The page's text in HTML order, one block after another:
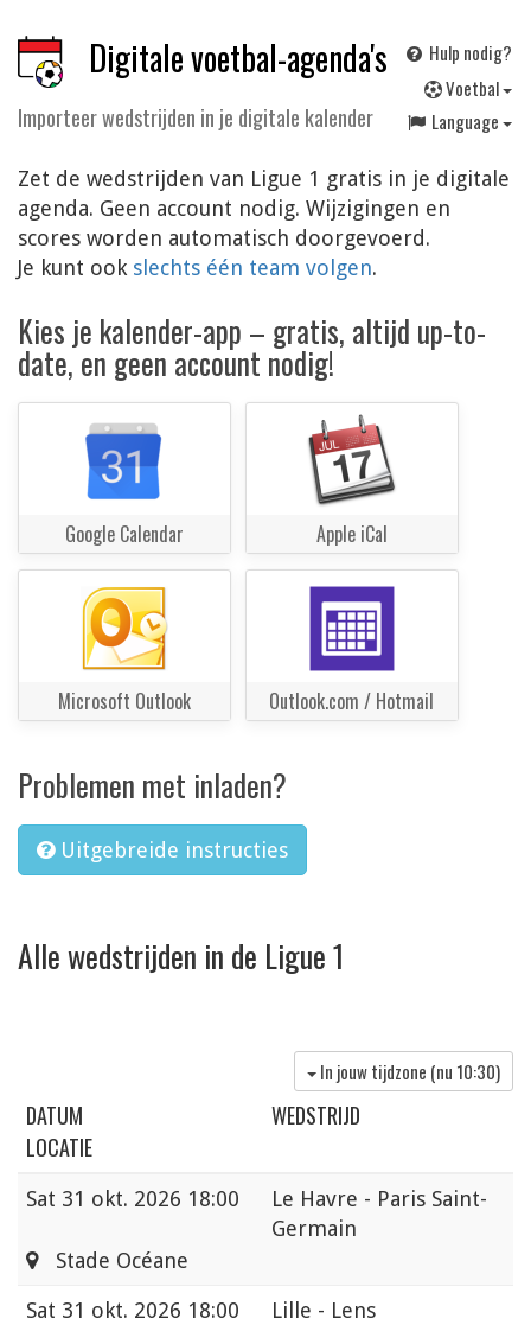
Digitale voetbal-agenda's
Importeer wedstrijden in je digitale kalender
Hulp nodig?
Voetbal
Language
Zet de wedstrijden van Ligue 1 gratis in je digitale
agenda. Geen account nodig. Wijzigingen en
scores worden automatisch doorgevoerd.
Je kunt ook slechts één team volgen.
Kies je kalender-app – gratis, altijd up-to-
date, en geen account nodig!
Google Calendar Apple iCal
Microsoft Outlook Outlook.com / Hotmail
Problemen met inladen?
Uitgebreide instructies
Alle wedstrijden in de Ligue 1
In jouw tijdzone (nu 10:30)
DATUM
WEDSTRIJD
LOCATIE
Sat 31 okt. 2026 18:00
Le Havre - Paris Saint-
Germain
Stade Océane
Sat 31 okt. 2026 18:00
Lille - Lens